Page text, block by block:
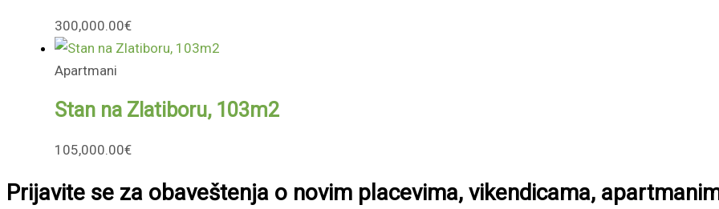
300,000.00€
Apartmani
Stan na Zlatiboru, 103m2
105,000.00€
Prijavite se za obaveštenja o novim placevima, vikendicama,